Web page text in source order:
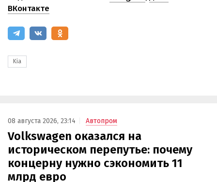
ВКонтакте
Kia
08 августа 2026, 23:14 Автопром
Volkswagen оказался на
историческом перепутье: почему
концерну нужно сэкономить 11
млрд евро